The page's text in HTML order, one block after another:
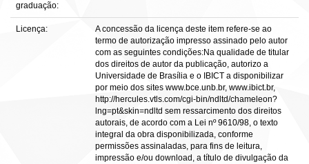
graduação:
Licença:
A concessão da licença deste item refere-se ao
termo de autorização impresso assinado pelo autor
com as seguintes condições:Na qualidade de titular
dos direitos de autor da publicação, autorizo a
Universidade de Brasília e o IBICT a disponibilizar
por meio dos sites www.bce.unb.br, www.ibict.br,
http://hercules.vtls.com/cgi-bin/ndltd/chameleon?
lng=pt&skin=ndltd sem ressarcimento dos direitos
autorais, de acordo com a Lei nº 9610/98, o texto
integral da obra disponibilizada, conforme
permissões assinaladas, para fins de leitura,
impressão e/ou download, a título de divulgação da